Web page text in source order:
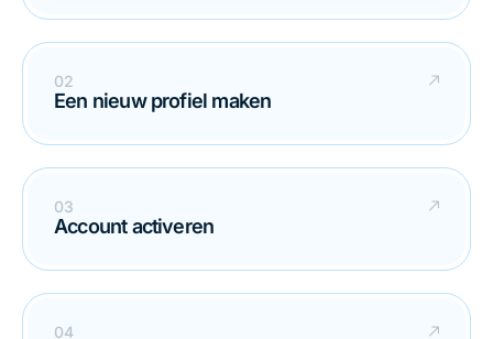
Een nieuw profiel maken
Account activeren